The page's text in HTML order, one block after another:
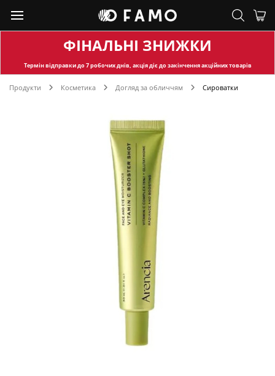
ФІНАЛЬНІ ЗНИЖКИ
Термін відправкидо 7 робочих днів, акція діє до закінчення акційних товарів
Продукти Косметика Догляд за обличчям Сироватки